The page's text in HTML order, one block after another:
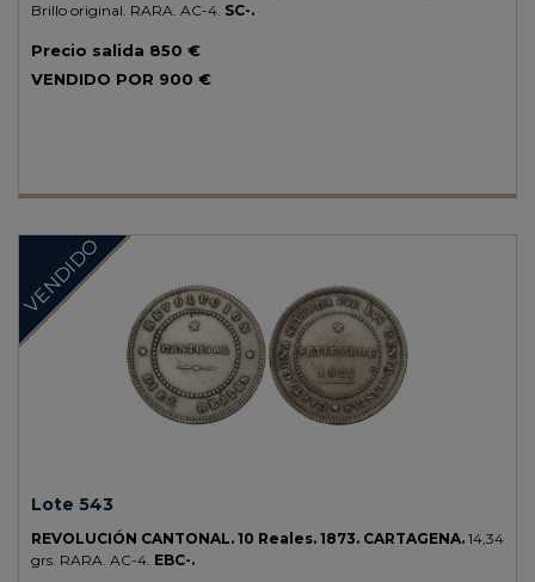
Brillo original. RARA. AC-4. SC-.
Precio salida 850 €
VENDIDO POR 900 €
VENDIDO
Lote 543
REVOLUCIÓN CANTONAL. 10 Reales. 1873. CARTAGENA. 14,34
grs. RARA. AC-4. EBC-.